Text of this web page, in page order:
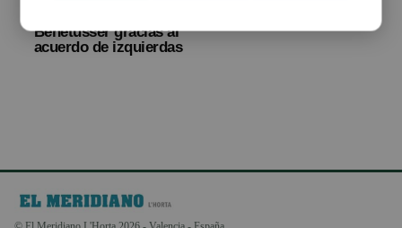
Benetússer gracias al
acuerdo de izquierdas